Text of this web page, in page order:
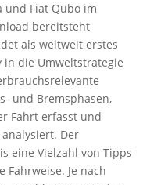
und Fiat Qubo im
bereitsteht
als weltweit erstes
in die Umweltstrategie
und Bremsphasen,
Fahrt erfasst und
Der
eine Vielzahl von Tipps
Je nach